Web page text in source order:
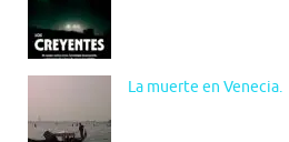
La muerte en Venecia.